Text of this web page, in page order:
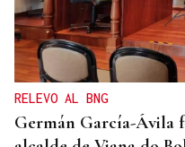
SUB-10 FEMENINA
La ourensana Anna
Campeonato de
RELEVO AL BNG
Germán García-Ávila